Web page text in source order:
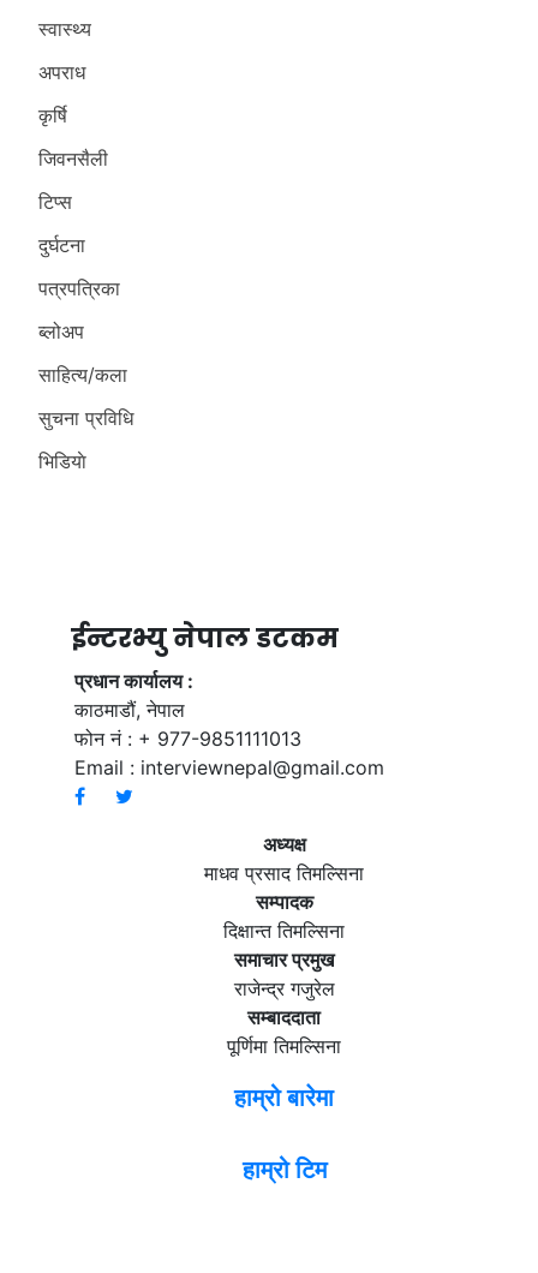
स्वास्थ्य
अपराध
कृर्षि
जिवनसैली
टिप्स
दुर्घटना
पत्रपत्रिका
ब्लोअप
साहित्य/कला
सुचना प्रविधि
भिडियाे
ईन्टरभ्यु नेपाल डटकम
प्रधान कार्यालय :
काठमाडौं, नेपाल
फोन नं : + 977-9851111013
Email : interviewnepal@gmail.com
अध्यक्ष
माधव प्रसाद तिमल्सिना
सम्पादक
दिक्षान्त तिमल्सिना
समाचार प्रमुख
राजेन्द्र गजुरेल
सम्बाददाता
पूर्णिमा तिमल्सिना
हाम्रो बारेमा
हाम्रो टिम